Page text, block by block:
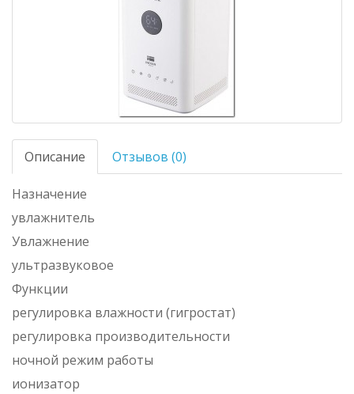
Описание Отзывов (0)
Назначение
увлажнитель
Увлажнение
ультразвуковое
Функции
регулировка влажности (гигростат)
регулировка производительности
ночной режим работы
ионизатор